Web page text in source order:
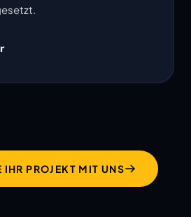
IHR PROJEKT MIT UNS